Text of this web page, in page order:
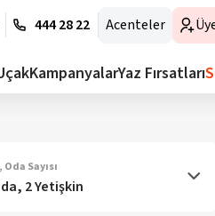
444 28 22 Acenteler
KampanyalarYaz Fırsatları
Oda Sayısı
2 Yetişkin